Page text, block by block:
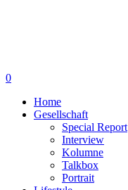
0
Home
Gesellschaft
Special Report
Interview
Kolumne
Talkbox
Portrait